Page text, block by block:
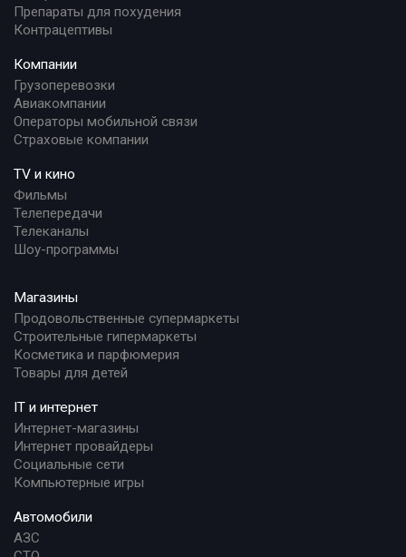
Препараты для похудения
Контрацептивы
Компании
Грузоперевозки
Авиакомпании
Операторы мобильной связи
Страховые компании
TV и кино
Фильмы
Телепередачи
Телеканалы
Шоу-программы
Магазины
Продовольственные супермаркеты
Строительные гипермаркеты
Косметика и парфюмерия
Товары для детей
IT и интернет
Интернет-магазины
Интернет провайдеры
Социальные сети
Компьютерные игры
Автомобили
АЗС